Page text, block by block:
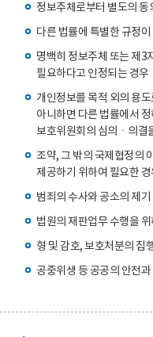
정보주체로부터 별도의 동
다른 법률에 특별한 규정
명백히 정보주체 또는 제3
필요하다고 인정되는 경우
개인정보를 목적 외의 용
아니하면 다른 법률에서
보호위원회의 심의ㆍ의결
조약, 그 밖의 국제협정의
제공하기 위하여 필요한 경
범죄의 수사와 공소의 제
법원의 재판업무 수행을
형 및 감호, 보호처분의 집
공중위생 등 공공의 안전